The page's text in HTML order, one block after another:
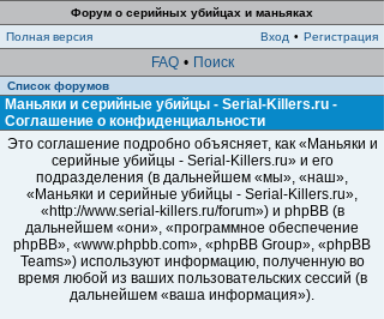
Форум о серийных убийцах и маньяках
Полная версия
Вход • Регистрация
FAQ • Поиск
Список форумов
Маньяки и серийные убийцы - Serial-Killers.ru -
Соглашение о конфиденциальности
Это соглашение подробно объясняет, как «Маньяки и
серийные убийцы - Serial-Killers.ru» и его
подразделения (в дальнейшем «мы», «наш»,
«Маньяки и серийные убийцы - Serial-Killers.ru»,
«http://www.serial-killers.ru/forum») и phpBB (в
дальнейшем «они», «программное обеспечение
phpBB», «www.phpbb.com», «phpBB Group», «phpBB
Teams») используют информацию, полученную во
время любой из ваших пользовательских сессий (в
дальнейшем «ваша информация»).